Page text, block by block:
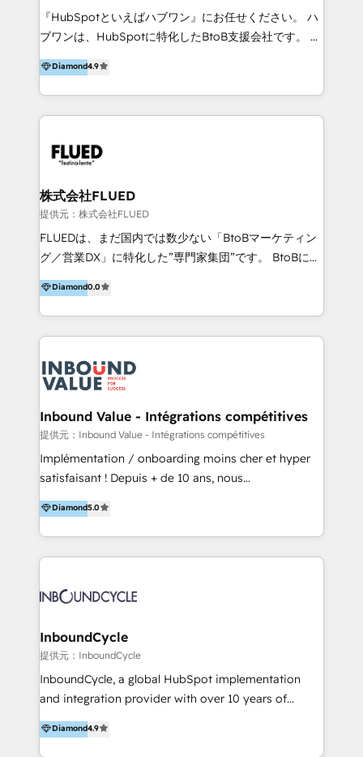
AS400, TeamSystem. HubSpot ci ha riconosciuto
come formatori ufficiali per l'adozione del CRM in
50% più alto tra i nostri clienti rispetto le altre
aziende. Lavoriamo con aziende B2B tra i 5 e i 35
massimizzare il ritorno sugli investimenti.
『HubSpotといえばハブワン』にお任せください。 ハ
ブワンは、HubSpotに特化したBtoB支援会社です。 ノ
ーコードCMS構築、CRM／MA／SFAの設計・運用、他
システムAPI連携・開発、営業定着支援、カスタマーサ
クセス体制の設計まで、ワンストップ完結できる支援体
制を整えています。 HubSpotの導入支援だけでなく、
ナリオ設計まで含めてご提案。「導入して終わり」では
と。それが、ハブワンのスタンスです。 また、
HubSpotはもちろん、ferret One、WordPress、
Movable Type（Power CMS）などの各種CMSを活用
し、延べ100社以上のBtoB企業のサイト制作経験をもと
ーコードテーマテンプレートを独自開発。 企業のさま
ざまな課題やニーズに対して「戦略、設計・デザイン、
『最適なハブ』になります。 ーーーーーーーーーーー
ーーーーーーーーーーーーーーーーーーー 【プロジェ
90分程度） -現状課題の抽出、現実的な目標の確認 -要
件整理、必要十分なHubSpot製品の組合せのご提案 -お
見積り提示・ご承認、スケジュール決定、プロジェクト
キックオフ -マーケティング戦略策定（KGI）、ウェブ
戦略・戦術の設計（KPI） -全体導線遷移設計、ビジュ
プレート構築（CMS Hub） -顧客ライフサイクルステ
義・構築（Marketing Hub） -営業パイプラインの定
（Salesforce,SanSan,freeeなどとのデータ連携） -テ
スト公開・ブラウザチェック -本番公開、操作レクチャ
ー・マニュアル作成 -運用支援開始 ーーーーーーーーー
ーーーーーーーーーーーーーーーーーーーーー まずは
ハブワンにお気軽にご相談ください。
Diamond4.9
株式会社FLUED
提供元：株式会社FLUED
FLUEDは、まだ国内では数少ない「BtoBマーケティン
グ／営業DX」に特化した”専門家集団”です。 BtoBに特
化し、WEB制作や広告運用などのオンライン施策か
ら、インサイドセールスや展示会などのオフライン施策
まで支援しています。 「経験豊富な”専門家集団”によ
るプロジェクト参加型の支援」で、戦略・企画などのコ
BPO・実務まで幅広いご支援が可能です。 また、2022
年に国内初のBtoB営業DXに関する書籍『業務効率化か
らはじめるBtoB営業DX BtoB営業もここまでデジタル
化できる! 」を出版いたしました。 HubSpotの導入／
活用支援以外にも、下記のようなサービスを提供してい
ます。 - ABMターゲット定義 / リスト作成 - カスタマ
着 - WEB / LP / BtoB-EC制作 - WEB広告(Google/FB
他)運用 - 記事コンテンツ / 動画制作 - インサイドセー
織構築
Diamond0.0
Inbound Value - Intégrations compétitives
提供元：Inbound Value - Intégrations compétitives
Implémentation / onboarding moins cher et hyper
satisfaisant ! Depuis + de 10 ans, nous
accompagnons des entreprises dans
l’automatisation de leur croissance digitale via
HubSpot avec une approche compétitive. Nous
aidons nos clients à générer plus de RDV en
sommes une agence d’Inbound marketing et sales à
Diamond5.0
InboundCycle
提供元：InboundCycle
InboundCycle, a global HubSpot implementation
and integration provider with over 10 years of
experience, serves businesses in diverse industries.
With offices in Spain, Chile, Mexico, and Brazil, our
Diamond4.9